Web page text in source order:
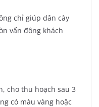
chỉ giúp dân cày
vấn đông khách
cho thu hoạch sau 3
có màu vàng hoặc